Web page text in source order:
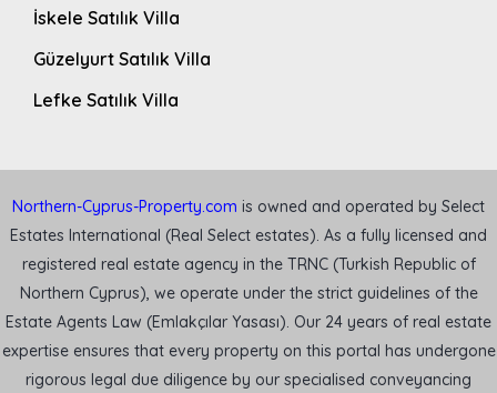
İskele Satılık Villa
Güzelyurt Satılık Villa
Lefke Satılık Villa
Northern-Cyprus-Property.com is owned and operated by Select
Estates International (Real Select estates). As a fully licensed and
registered real estate agency in the TRNC (Turkish Republic of
Northern Cyprus), we operate under the strict guidelines of the
Estate Agents Law (Emlakçılar Yasası). Our 24 years of real estate
expertise ensures that every property on this portal has undergone
rigorous legal due diligence by our specialised conveyancing